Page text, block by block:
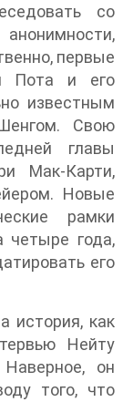
со
первые
Пота и его
известным
Свою
главы
Мак-Карти,
Новые
рамки
четыре года,
его
история, как
Нейту
он
того, что